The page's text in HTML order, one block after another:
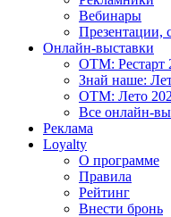
Вебинары
Презентации,
Онлайн-выставки
OTM: Рестарт
Знай наше:
OTM: Лето
Все онлайн-
Реклама
Loyalty
О программе
Правила
Рейтинг
Внести бронь